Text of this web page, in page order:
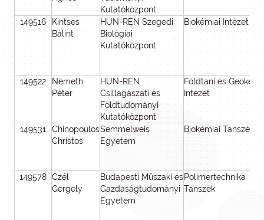
Kutatóközpont
149516
Kintses
Bálint
HUN-REN Szegedi
Biológiai
Kutatóközpont
Biokémiai Intézet
149522
Németh
Péter
HUN-REN
Csillagászati és
Földtudományi
Kutatóközpont
Földtani és
Intézet
149531
Chinopoulos
Christos
Semmelweis
Egyetem
Biokémiai Tanszék
149578 Czél
Gergely
Budapesti Műszaki és
Gazdaságtudományi
Egyetem
Polimertechnika
Tanszék